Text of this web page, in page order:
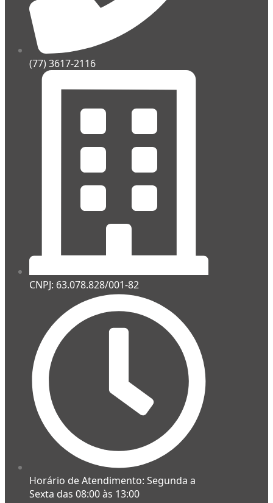
(77) 3617-2116
CNPJ: 63.078.828/001-82
Horário de Atendimento: Segunda a
Sexta das 08:00 às 13:00